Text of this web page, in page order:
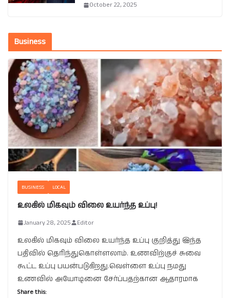
October 22, 2025
Business
BUSINESS LOCAL
உலகில் மிகவும் விலை உயர்ந்த உப்பு!
January 28, 2025 Editor
உலகில் மிகவும் விலை உயர்ந்த உப்பு குறித்து இந்த
பதிவில் தெரிந்துகொள்ளலாம். உணவிற்குச் சுவை
கூட்ட உப்பு பயன்படுகிறது.வெள்ளை உப்பு நமது
உணவில் அயோடினை சேர்ப்பதற்கான ஆதாரமாக
Share this: